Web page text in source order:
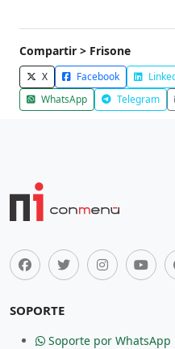
Compartir > Frisone
X Facebook
WhatsApp
Telegram
SOPORTE
Soporte por WhatsApp